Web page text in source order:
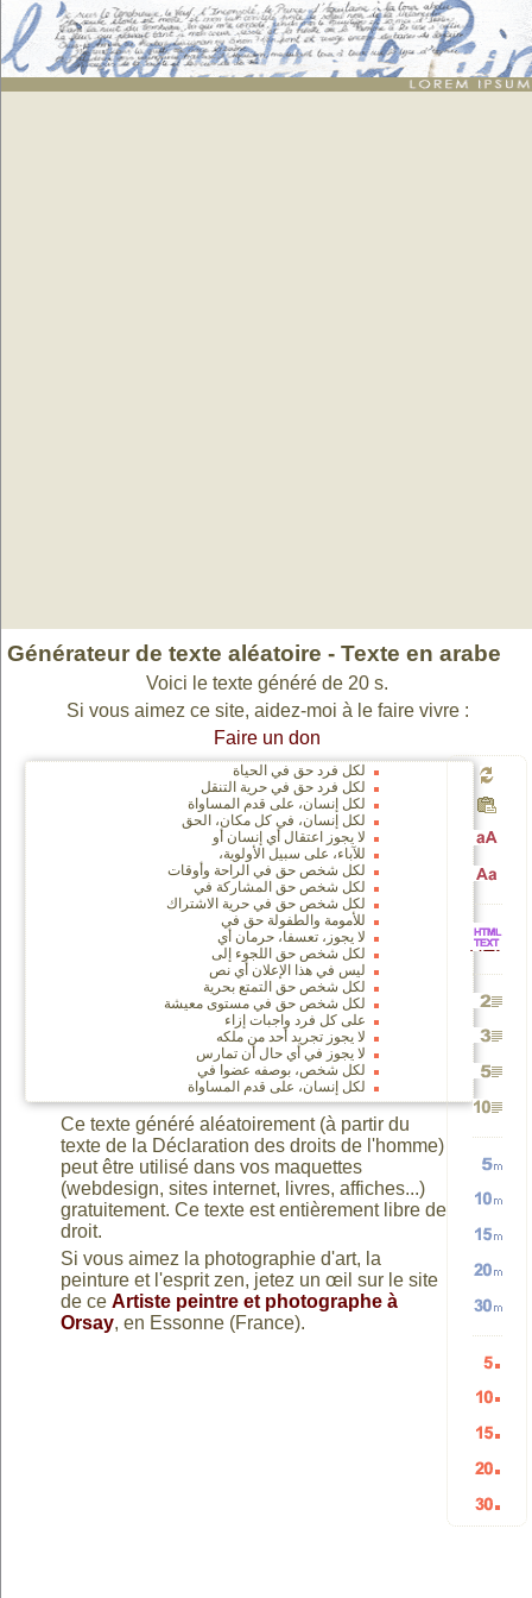
Texte arabe: génération de 20 listes
Générateur de texte aléatoire - Texte en arabe
Voici le texte généré de 20 s.
Si vous aimez ce site, aidez-moi à le faire vivre :
Faire un don
un
en
en
HTML
vers
TEXTE
et
TEXTE
vers
HTML
2
3
5
10
5
mots
10
mots
15
mots
20
mots
30
mots
5
listes
10
15
لكل فرد حق في الحياة
لكل فرد حق في حرية التنقل
لكل إنسان، على قدم المساواة
لكل إنسان، في كل مكان، الحق
لا يجوز اعتقال أي إنسان أو
للآباء، على سبيل الأولوية،
لكل شخص حق في الراحة وأوقات
لكل شخص حق المشاركة في
لكل شخص حق في حرية الاشتراك
للأمومة والطفولة حق في
لا يجوز، تعسفا، حرمان أي
لكل شخص حق اللجوء إلى
ليس في هذا الإعلان أي نص
لكل شخص حق التمتع بحرية
لكل شخص حق في مستوى معيشة
على كل فرد واجبات إزاء
لا يجوز تجريد أحد من ملكه
لا يجوز في أي حال أن تمارس
لكل شخص، بوصفه عضوا في
لكل إنسان، على قدم المساواة
Ce texte généré aléatoirement (à partir du
texte de la Déclaration des droits de l'homme)
peut être utilisé dans vos maquettes
(webdesign, sites internet, livres, affiches...)
gratuitement. Ce texte est entièrement libre de
droit.
Si vous aimez la photographie d'art, la
peinture et l'esprit zen, jetez un œil sur le site
de ce Artiste peintre et photographe à
Orsay, en Essonne (France).